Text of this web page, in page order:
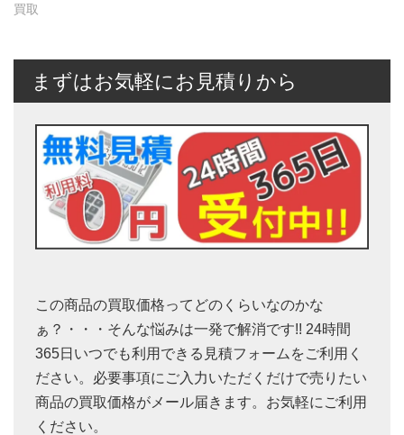
買取
まずはお気軽にお見積りから
この商品の買取価格ってどのくらいなのかな
ぁ？・・・そんな悩みは一発で解消です!! 24時間
365日いつでも利用できる見積フォームをご利用く
ださい。必要事項にご入力いただくだけで売りたい
商品の買取価格がメール届きます。お気軽にご利用
ください。